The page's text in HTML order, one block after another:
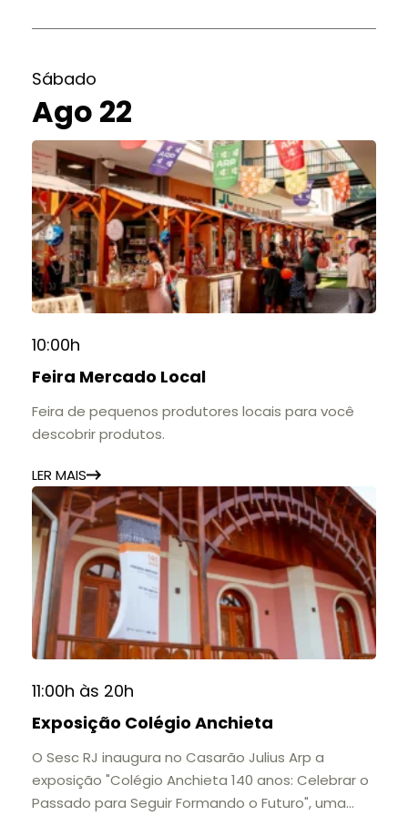
Sábado
Ago 22
10:00h
Feira Mercado Local
Feira de pequenos produtores locais para você
descobrir produtos.
LER MAIS
11:00h às 20h
Exposição Colégio Anchieta
O Sesc RJ inaugura no Casarão Julius Arp a
exposição "Colégio Anchieta 140 anos: Celebrar o
Passado para Seguir Formando o Futuro", uma